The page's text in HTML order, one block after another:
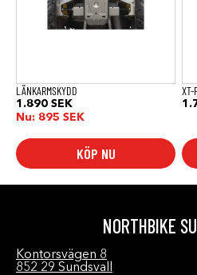
LÄNKARMSKYDD
1.890 SEK
Nu: 895 SEK
KÖP NU
XT-
NORTHBIKE
Kontorsvägen 8
852 29 Sundsvall